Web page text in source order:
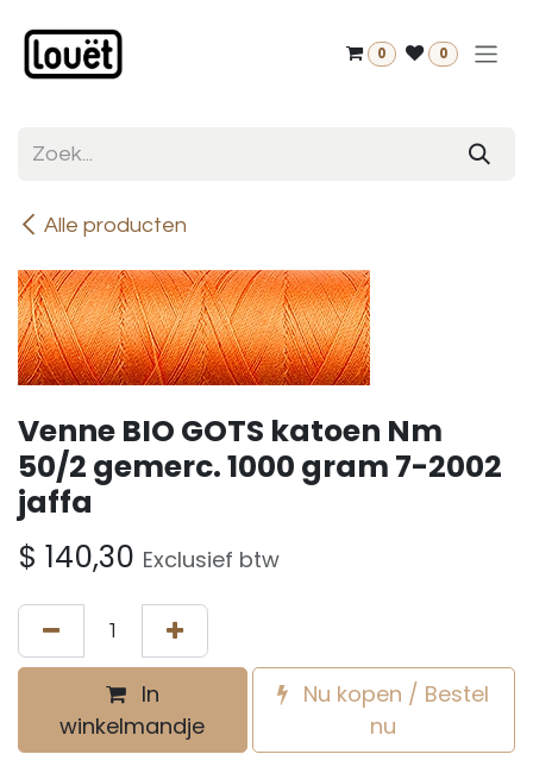
0 0
Alle producten
Venne BIO GOTS katoen Nm
50/2 gemerc. 1000 gram 7-2002
jaffa
$ 140,30 Exclusief btw
In
winkelmandje
Nu kopen / Bestel
nu